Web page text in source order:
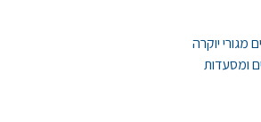
מגורי יוקרה
ומסעדות